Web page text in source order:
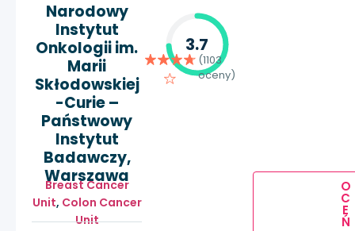
Narodowy
Instytut
Onkologii im.
Marii
Skłodowskiej
-Curie –
Państwowy
Instytut
Badawczy,
Warszawa
Breast Cancer
Unit, Colon Cancer
Unit
3.7
(1103
oceny)
O
C
E
Ń